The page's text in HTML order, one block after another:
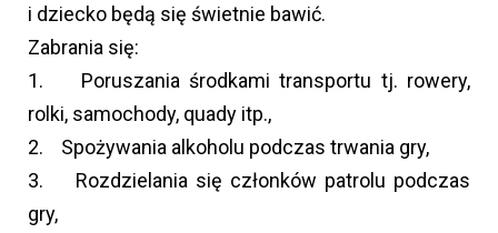
i dziecko będą się świetnie bawić.
Zabrania się:
1. Poruszania środkami transportu tj. rowery,
rolki, samochody, quady itp.,
2. Spożywania alkoholu podczas trwania gry,
3. Rozdzielania się członków patrolu podczas
gry,